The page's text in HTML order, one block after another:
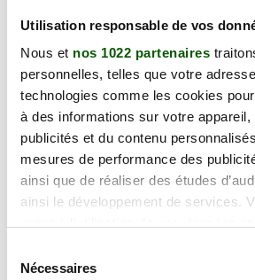
Utilisation responsable de vos
Nous et nos 1022 partenaires
personnelles, telles que votre
technologies comme les cookies
à des informations sur votre appareil,
publicités et du contenu
mesures de performance des
ainsi que de réaliser des études
ainsi le développement de services.
tout moment en consultant la
Nécessaires
2 Rue de Pontoise,
Pontoise
En forte demande
Annulation Gratuite jusqu'à
115.00 €
2 Rue de Pontoise,
Pontoise
En forte demande
lundi 21 septembre